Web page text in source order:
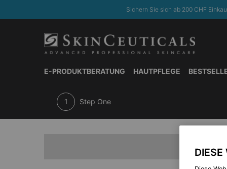
Sichern Sie sich ab 200 CHF
E-PRODUKTBERATUNG HAUTPFLEGE
Step One
DIESE